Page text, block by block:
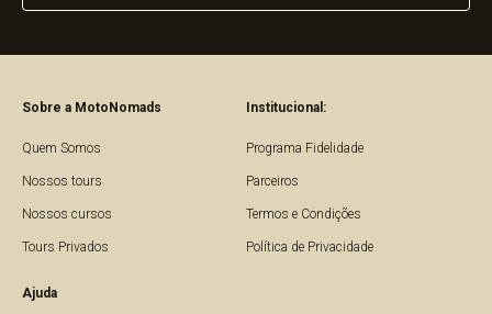
Sobre a MotoNomads
Quem Somos
Nossos tours
Nossos cursos
Tours Privados
Institucional:
Programa Fidelidade
Parceiros
Termos e Condições
Política de Privacidade
Ajuda